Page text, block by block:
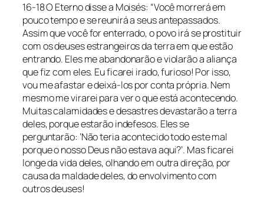
16-18 O Eterno disse a Moisés: “Você morrerá em
pouco tempo e se reunirá a seus antepassados.
Assim que você for enterrado, o povo irá se prostituir
com os deuses estrangeiros da terra em que estão
entrando. Eles me abandonarão e violarão a aliança
que fiz com eles. Eu ficarei irado, furioso! Por isso,
vou me afastar e deixá-los por conta própria. Nem
mesmo me virarei para ver o que está acontecendo.
Muitas calamidades e desastres devastarão a terra
deles, porque estarão indefesos. Eles se
perguntarão: ‘Não teria acontecido todo este mal
porque o nosso Deus não estava aqui?’. Mas ficarei
longe da vida deles, olhando em outra direção, por
causa da maldade deles, do envolvimento com
outros deuses!